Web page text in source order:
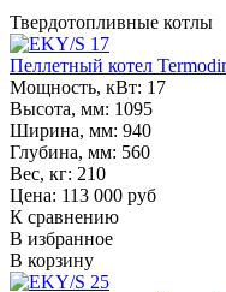
Твердотопливные котлы
Пеллетный котел
Мощность, кВт: 17
Высота, мм: 1095
Ширина, мм: 940
Глубина, мм: 560
Вес, кг: 210
Цена: 113 000 руб
К сравнению
В избранное
В корзину